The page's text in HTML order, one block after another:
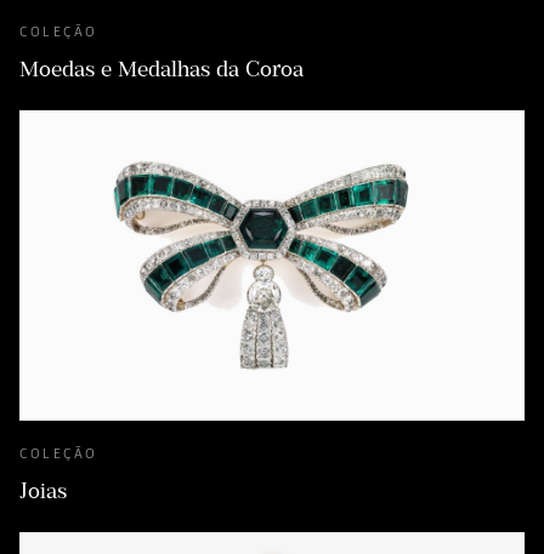
COLEÇÃO
Moedas e Medalhas da Coroa
COLEÇÃO
Joias